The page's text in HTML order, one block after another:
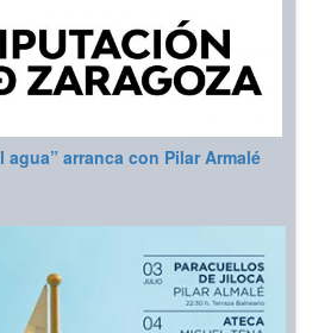
agua” arranca con Pilar Armalé